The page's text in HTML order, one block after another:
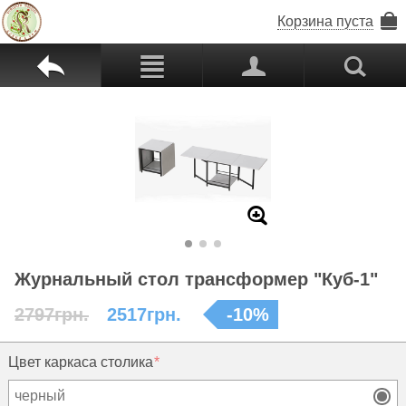
Корзина пуста
b c p s
Z
Журнальный стол трансформер "Куб-1"
2797грн.
2517грн. -10%
Цвет каркаса столика
черный